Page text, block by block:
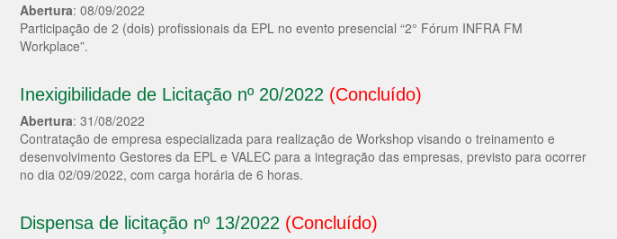
Abertura: 08/09/2022
Participação de 2 (dois) profissionais da EPL no evento presencial “2° Fórum INFRA FM
Workplace”.
Inexigibilidade de Licitação nº 20/2022 (Concluído)
Abertura: 31/08/2022
Contratação de empresa especializada para realização de Workshop visando o treinamento e
desenvolvimento Gestores da EPL e VALEC para a integração das empresas, previsto para ocorrer
no dia 02/09/2022, com carga horária de 6 horas.
Dispensa de licitação nº 13/2022 (Concluído)